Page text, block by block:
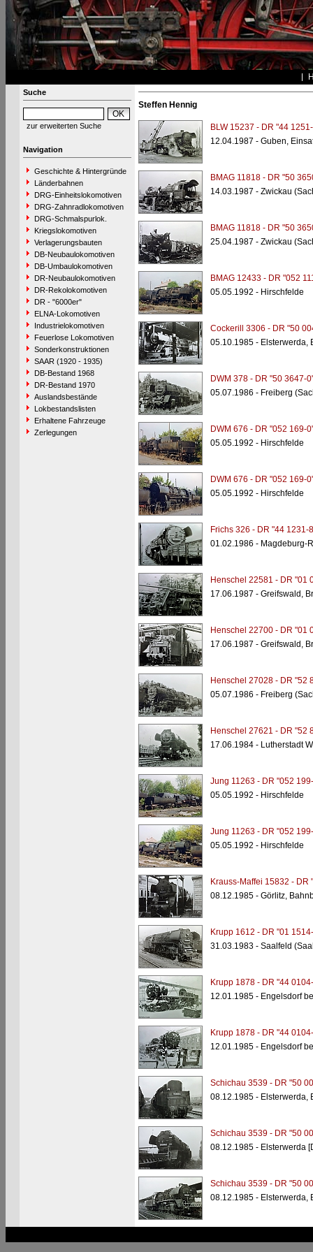
Suche
zur erweiterten Suche
Navigation
Geschichte & Hintergründe
Länderbahnen
DRG-Einheitslokomotiven
DRG-Zahnradlokomotiven
DRG-Schmalspurlok.
Kriegslokomotiven
Verlagerungsbauten
DB-Neubaulokomotiven
DB-Umbaulokomotiven
DR-Neubaulokomotiven
DR-Rekolokomotiven
DR - "6000er"
ELNA-Lokomotiven
Industrielokomotiven
Feuerlose Lokomotiven
Sonderkonstruktionen
SAAR (1920 - 1935)
DB-Bestand 1968
DR-Bestand 1970
Auslandsbestände
Lokbestandslisten
Erhaltene Fahrzeuge
Zerlegungen
Steffen Hennig
BLW 15237 - DR "44
12.04.1987 - Guben,
BMAG 11818 - DR "50
14.03.1987 - Zwickau
BMAG 11818 - DR "50
25.04.1987 - Zwickau
BMAG 12433 - DR "052
05.05.1992 - Hirschfelde
Cockerill 3306 - DR "50
05.10.1985 - Elsterwerda,
DWM 378 - DR "50 3647-
05.07.1986 - Freiberg
DWM 676 - DR "052 169-
05.05.1992 - Hirschfelde
DWM 676 - DR "052 169-
05.05.1992 - Hirschfelde
Frichs 326 - DR "44 1231-
01.02.1986 - Magdeburg-
Henschel 22581 - DR "01
17.06.1987 - Greifswald,
Henschel 22700 - DR "01
17.06.1987 - Greifswald,
Henschel 27028 - DR "52
05.07.1986 - Freiberg
Henschel 27621 - DR "52
17.06.1984 - Lutherstadt
Jung 11263 - DR "052
05.05.1992 - Hirschfelde
Jung 11263 - DR "052
05.05.1992 - Hirschfelde
Krauss-Maffei 15832 - DR
08.12.1985 - Görlitz,
Krupp 1612 - DR "01
31.03.1983 - Saalfeld
Krupp 1878 - DR "44
12.01.1985 - Engelsdorf
Krupp 1878 - DR "44
12.01.1985 - Engelsdorf
Schichau 3539 - DR "50
08.12.1985 - Elsterwerda,
Schichau 3539 - DR "50
08.12.1985 - Elsterwerda
Schichau 3539 - DR "50
08.12.1985 - Elsterwerda,